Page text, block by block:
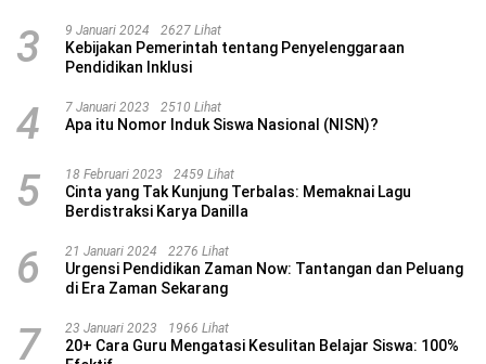
3 9 Januari 2024 2627 Lihat
Kebijakan Pemerintah tentang Penyelenggaraan
Pendidikan Inklusi
4 7 Januari 2023 2510 Lihat
Apa itu Nomor Induk Siswa Nasional (NISN)?
5 18 Februari 2023 2459 Lihat
Cinta yang Tak Kunjung Terbalas: Memaknai Lagu
Berdistraksi Karya Danilla
6 21 Januari 2024 2276 Lihat
Urgensi Pendidikan Zaman Now: Tantangan dan Peluang
di Era Zaman Sekarang
7 23 Januari 2023 1966 Lihat
20+ Cara Guru Mengatasi Kesulitan Belajar Siswa: 100%